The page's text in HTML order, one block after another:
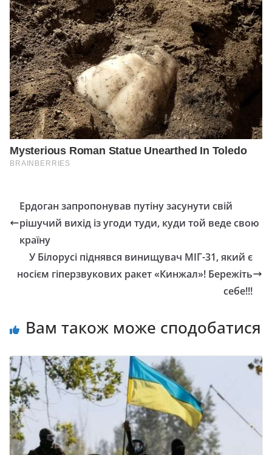
Ердоган запропонував путіну засунути свій
рішучий вихід із угоди туди, куди той веде свою
країну
У Білорусі піднявся винищувач МІГ-31, який є
носієм гіперзвукових ракет «Кинжал»! Бережіть
себе!!!
Вам також може сподобатися